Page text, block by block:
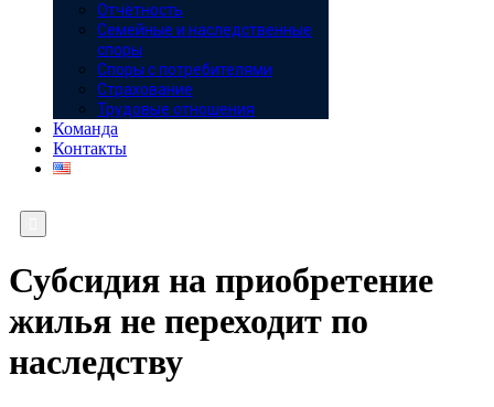
Отчётность
Семейные и наследственные
споры
Споры с потребителями
Страхование
Трудовые отношения
Команда
Контакты
Субсидия на приобретение
жилья не переходит по
наследству